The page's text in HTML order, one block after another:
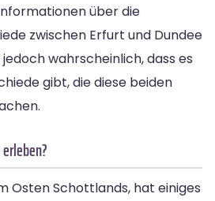
über die
zwischen Erfurt und Dundee
wahrscheinlich, dass es
gibt, die diese beiden
Osten Schottlands, hat einiges